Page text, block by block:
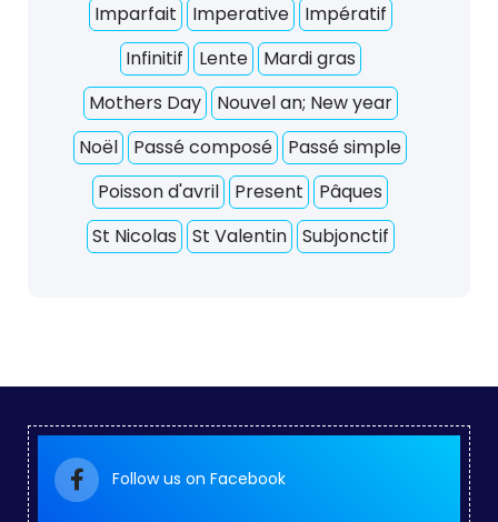
Imparfait
Imperative
Impératif
Infinitif
Lente
Mardi gras
Mothers Day
Nouvel an; New year
Noël
Passé composé
Passé simple
Poisson d'avril
Present
Pâques
St Nicolas
St Valentin Subjonctif
Follow us on Facebook